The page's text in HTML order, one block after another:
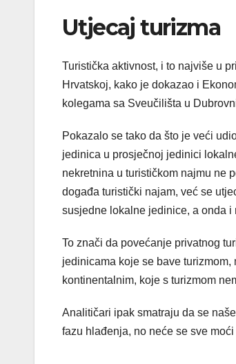
Utjecaj turizma
Turistička aktivnost, i to najviše u
Hrvatskoj, kako je dokazao i
kolegama sa Sveučilišta u
Pokazalo se tako da što je veći
jedinica u prosječnoj jedinici
nekretnina u turističkom najmu ne
događa turistički najam, već se
susjedne lokalne jedinice, a onda i
To znači da povećanje privatnog
jedinicama koje se bave
kontinentalnim, koje s turizmom
Analitičari ipak smatraju da se
fazu hlađenja, no neće se sve